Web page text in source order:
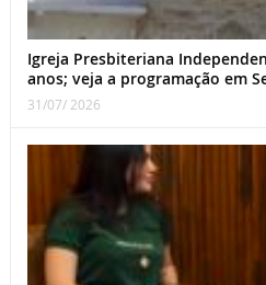
Igreja Presbiteriana
anos; veja a programação em
31/07/ 2026